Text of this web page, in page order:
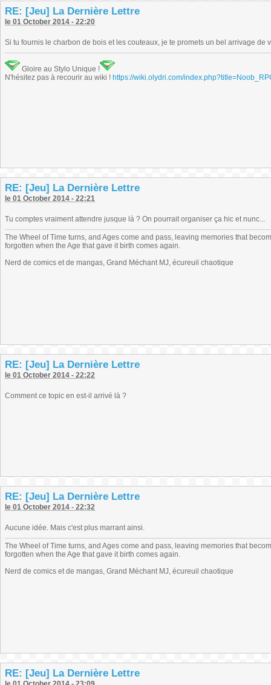
RE: [Jeu] La Dernière Lettre
le 01 October 2014 - 22:20
Si tu fournis le charbon de bois et les couteaux, je te promets un bel arrivage de
Gloire au Stylo Unique !
N'hésitez pas à recourir au wiki ! https://wiki.olydri.com/
RE: [Jeu] La Dernière Lettre
le 01 October 2014 - 22:21
Tu comptes vraiment attendre jusque là ? On pourrait organiser ça hic et nunc...
The Wheel of Time turns, and Ages come and pass, leaving memories that
forgotten when the Age that gave it birth comes again.
Nerd de comics et de mangas, Grand Méchant MJ, écureuil chaotique
RE: [Jeu] La Dernière Lettre
le 01 October 2014 - 22:22
Comment ce topic en est-il arrivé là ?
RE: [Jeu] La Dernière Lettre
le 01 October 2014 - 22:32
Aucune idée. Mais c'est plus marrant ainsi.
The Wheel of Time turns, and Ages come and pass, leaving memories that
forgotten when the Age that gave it birth comes again.
Nerd de comics et de mangas, Grand Méchant MJ, écureuil chaotique
RE: [Jeu] La Dernière Lettre